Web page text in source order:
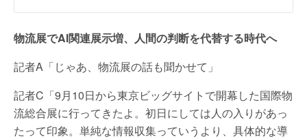
物流展でAI関連展示増、人間の判断を代替する時代へ
記者A「じゃあ、物流展の話も聞かせて」
記者C「9月10日から東京ビッグサイトで開幕した国際物
流総合展に行ってきたよ。初日にしては人の入りがあっ
たって印象。単純な情報収集っていうより、具体的な導